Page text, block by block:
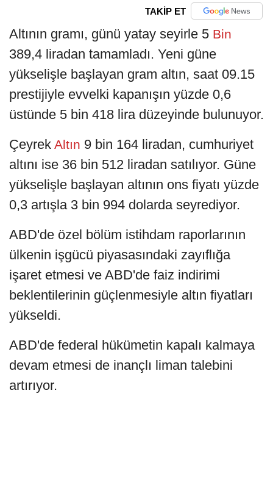
TAKİP ET
Altının gramı, günü yatay seyirle 5 Bin
389,4 liradan tamamladı. Yeni güne
yükselişle başlayan gram altın, saat 09.15
prestijiyle evvelki kapanışın yüzde 0,6
üstünde 5 bin 418 lira düzeyinde bulunuyor.
Çeyrek Altın 9 bin 164 liradan, cumhuriyet
altını ise 36 bin 512 liradan satılıyor. Güne
yükselişle başlayan altının ons fiyatı yüzde
0,3 artışla 3 bin 994 dolarda seyrediyor.
ABD'de özel bölüm istihdam raporlarının
ülkenin işgücü piyasasındaki zayıflığa
işaret etmesi ve ABD'de faiz indirimi
beklentilerinin güçlenmesiyle altın fiyatları
yükseldi.
ABD'de federal hükümetin kapalı kalmaya
devam etmesi de inançlı liman talebini
artırıyor.